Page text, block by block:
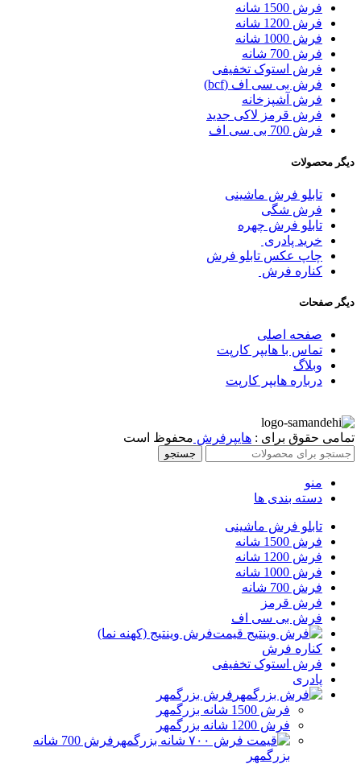
فرش 1500 شانه
فرش 1200 شانه
فرش 1000 شانه
فرش 700 شانه
فرش استوک تخفیفی
فرش بی سی اف (bcf)
فرش آشپزخانه
فرش قرمز لاکی جدید
فرش 700 بی سی اف
دیگر محصولات
تابلو فرش ماشینی
فرش شگی
تابلو فرش چهره
خرید پادری
چاپ عکس تابلو فرش
کناره فرش
دیگر صفحات
صفحه اصلی
تماس با هایپر کارپت
وبلاگ
درباره هایپر کارپت
تمامی حقوق برای : هایپرفرش محفوظ است
جستجو
منو
دسته بندی ها
تابلو فرش ماشینی
فرش 1500 شانه
فرش 1200 شانه
فرش 1000 شانه
فرش 700 شانه
فرش قرمز
فرش بی سی اف
فرش وینتیج (کهنه نما)
کناره فرش
فرش استوک تخفیفی
پادری
فرش بزرگمهر
فرش 1500 شانه بزرگمهر
فرش 1200 شانه بزرگمهر
فرش 700 شانه
بزرگمهر